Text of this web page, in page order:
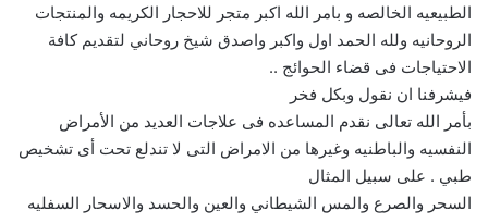
الطبيعيه الخالصه و بامر الله اكبر متجر للاحجار الكريمه والمنتجات
الروحانيه ولله الحمد اول واكبر واصدق شيخ روحاني لتقديم كافة
الاحتياجات فى قضاء الحوائج ..
فيشرفنا ان نقول وبكل فخر
بأمر الله تعالى نقدم المساعده فى علاجات العديد من الأمراض
النفسيه والباطنيه وغيرها من الامراض التى لا تندلع تحت أى تشخيص
طبي . على سبيل المثال
السحر والصرع والمس الشيطاني والعين والحسد والاسحار السفليه